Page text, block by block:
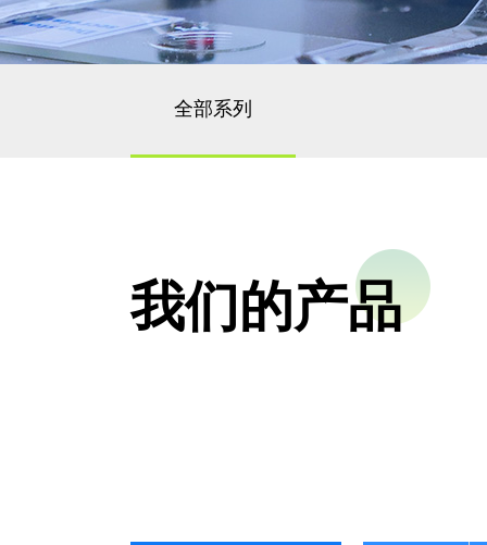
全部系列
我们的产品